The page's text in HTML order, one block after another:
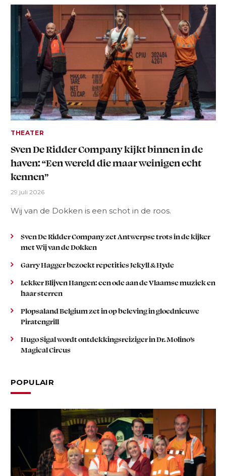
THEATER
Sven De Ridder Company kijkt binnen in de
haven: “Een wereld die maar weinigen echt
kennen”
29 juli 2026
Wij van de Dokken is een schot in de roos.
Sven De Ridder Company zet Antwerpse trots in de kijker
met Wij van de Dokken
Garry Hagger bezoekt repetities Jekyll & Hyde
Lekker Blijven Hangen: een ode aan de Vlaamse muziek en
haar sterren
Plopsaland Belgium zet in op beleving in gloednieuwe
Piratengrill
Hugo Sigal wordt ontdekkingsreiziger in Dr. Molino’s
Magical Circus
POPULAIR